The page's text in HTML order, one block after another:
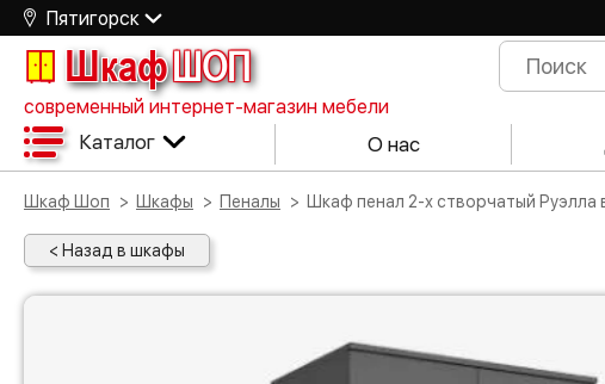
Пятигорск
ШкафШОП
современный интернет-магазин мебели
Каталог О нас
Шкаф Шоп Шкафы Пеналы Шкаф пенал 2-х створчатый
< Назад в шкафы